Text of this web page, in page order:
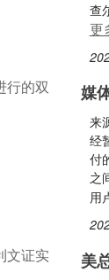
查
更
媒
来
经
付
之
用
美